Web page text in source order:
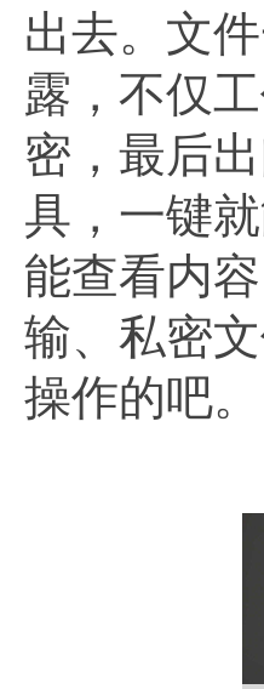
出去。文
露，不仅
密，最后
具，一键
能查看内
输、私密
操作的吧。